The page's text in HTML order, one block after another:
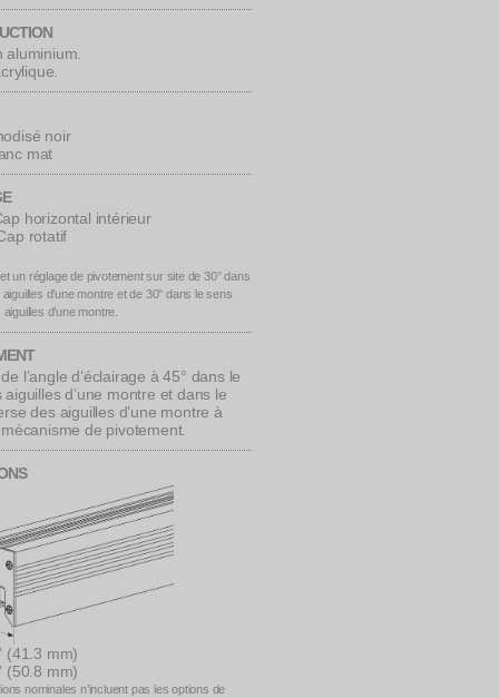
aluminium.
noir
mat
horizontal intérieur
rotatif
un réglage de pivotement sur site de 30° dans
d’une montre et de 30° dans le sens
d’une montre.
l’angle d’éclairage à 45° dans le
aiguilles d’une montre et dans le
des aiguilles d’une montre à
de pivotement.
(41.3 mm)
(50.8 mm)
nominales n’incluent pas les options de